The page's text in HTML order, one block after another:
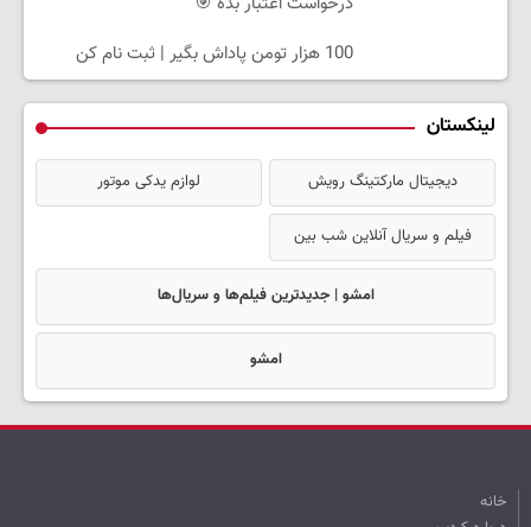
100 هزار تومن پاداش بگیر | ثبت نام کن
لینکستان
دیجیتال مارکتینگ رویش لوازم یدکی موتور
فیلم و سریال آنلاین شب بین
امشو | جدیدترین فیلم‌ها و سریال‌ها
امشو
خانه